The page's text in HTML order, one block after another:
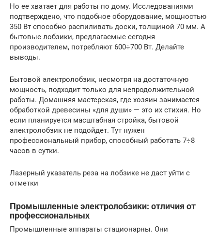
Но ее хватает для работы по дому. Исследованиями
подтверждено, что подобное оборудование, мощностью
350 Вт способно распиливать доски, толщиной 70 мм. А
бытовые лобзики, предлагаемые сегодня
производителем, потребляют 600÷700 Вт. Делайте
выводы.
Бытовой электролобзик, несмотря на достаточную
мощность, подходит только для непродолжительной
работы. Домашняя мастерская, где хозяин занимается
обработкой древесины «для души» — это их стихия. Но
если планируется масштабная стройка, бытовой
электролобзик не подойдет. Тут нужен
профессиональный прибор, способный работать 7÷8
часов в сутки.
Лазерный указатель реза на лобзике не даст уйти с
отметки
Промышленные электролобзики: отличия от
профессиональных
Промышленные аппараты стационарны. Они